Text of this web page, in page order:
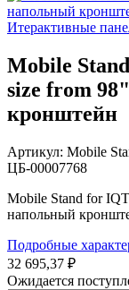
Итерактивные
Mobile
size from
кронштейн
Артикул: Mobile
ЦБ-00007768
Mobile Stand for
напольный
Подробные
32 695,37 ₽
Ожидается